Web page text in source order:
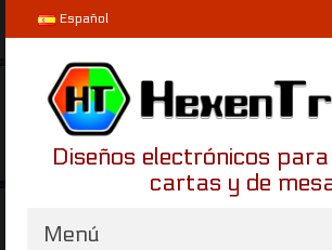
Español
Diseños electrónicos
cartas y de
Menú